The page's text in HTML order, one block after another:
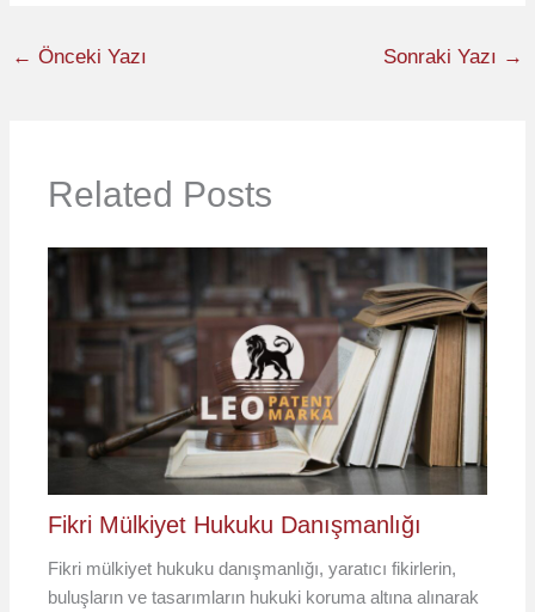
← Önceki Yazı Sonraki Yazı →
Related Posts
Fikri Mülkiyet Hukuku Danışmanlığı
Fikri mülkiyet hukuku danışmanlığı, yaratıcı fikirlerin,
buluşların ve tasarımların hukuki koruma altına alınarak